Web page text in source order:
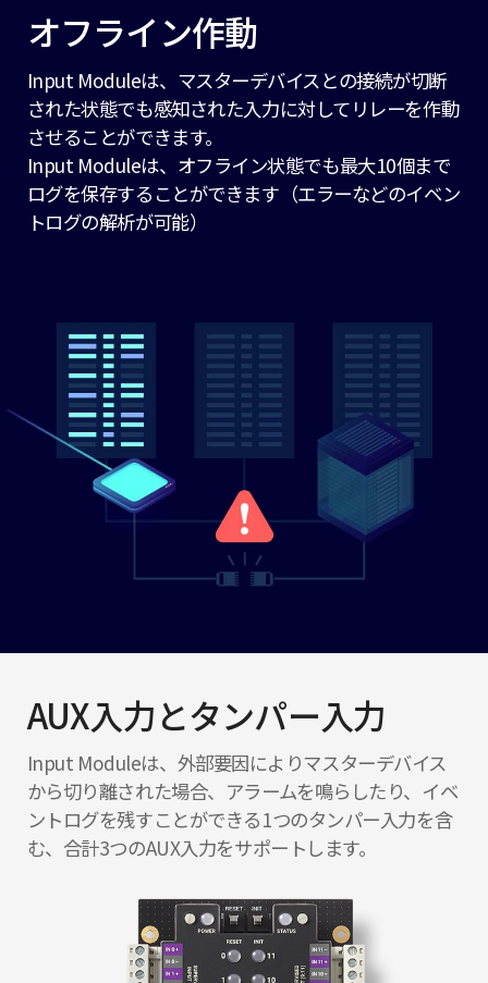
オフライン作動
Input Moduleは、マスターデバイスとの接続が切断
された状態でも感知された入力に対してリレーを作動
させることができます。
Input Moduleは、オフライン状態でも最大10個まで
ログを保存することができます（エラーなどのイベン
トログの解析が可能）
AUX入力とタンパー入力
Input Moduleは、外部要因によりマスターデバイス
から切り離された場合、アラームを鳴らしたり、イベ
ントログを残すことができる1つのタンパー入力を含
む、合計3つのAUX入力をサポートします。